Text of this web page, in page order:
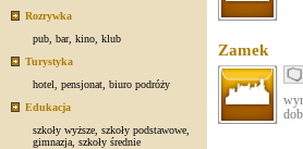
Rozrywka
pub bar, kino klub
Turystyka
hotel
pensjonat biuro podróży
Edukacja
szkoły wyższe szkoły podstawowe
gimnazja szkoły średnie
Zamek